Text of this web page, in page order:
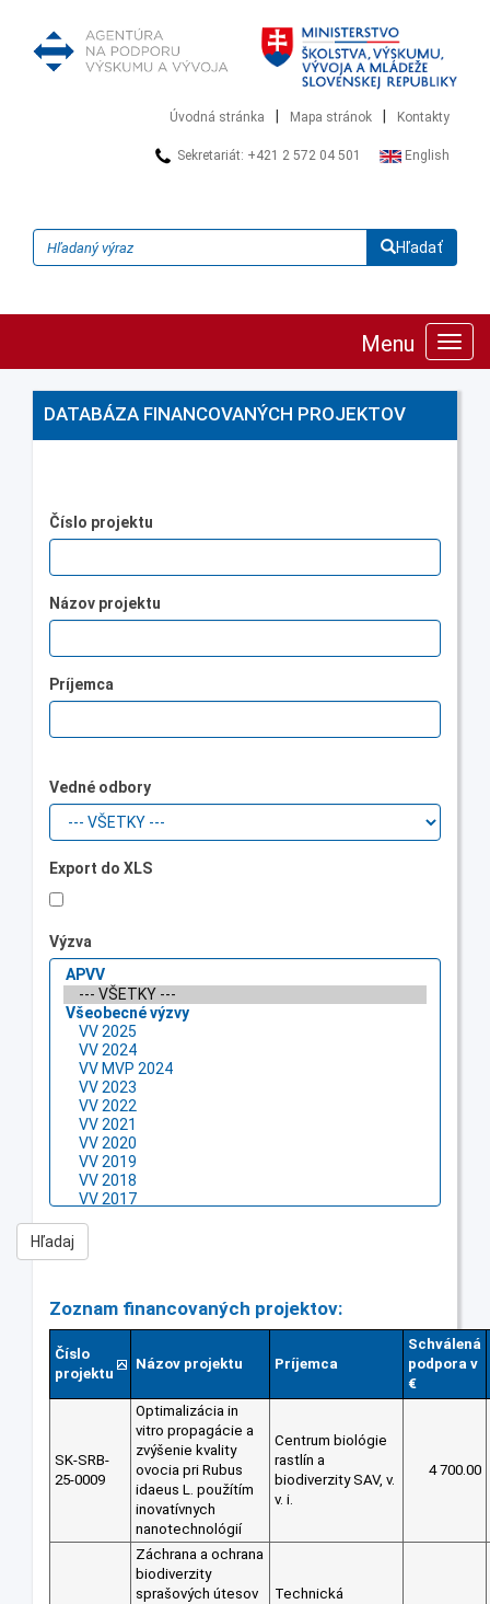
Úvodná stránka Mapa stránok Kontakty
Sekretariát: +421 2 572 04 501 English
Hľadať
Menu
DATABÁZA FINANCOVANÝCH PROJEKTOV
Číslo projektu
Názov projektu
Príjemca
Vedné odbory
Export do XLS
Výzva
Zoznam financovaných projektov:
Číslo
projektu
Názov projektu Príjemca
Schválená
podpora v
€
SK-SRB-
25-0009
Optimalizácia in
vitro propagácie a
zvýšenie kvality
ovocia pri Rubus
idaeus L. použítím
inovatívnych
nanotechnológií
Centrum biológie
rastlín a
biodiverzity SAV, v.
v. i.
4 700.00
Záchrana a ochrana
biodiverzity
sprašových útesov
Technická